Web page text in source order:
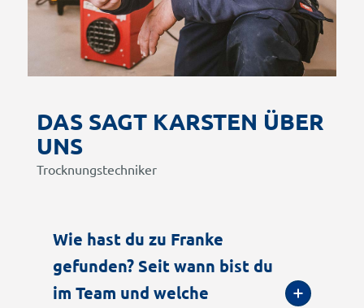
DAS SAGT KARSTEN ÜBER
UNS
Trocknungstechniker
Wie hast du zu Franke
gefunden? Seit wann bist du
im Team und welche